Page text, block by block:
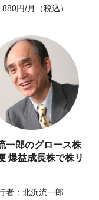
円/月（税込）
一郎のグロース株
爆益成長株で株リ
者：北浜流一郎